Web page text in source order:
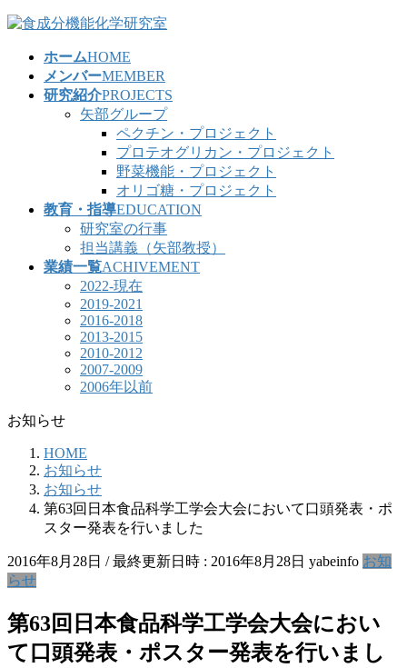
コ
ナ
ホームHOME
メンバーMEMBER
研究紹介PROJECTS
矢部グループ
ペクチン・プロジェクト
プロテオグリカン・プロジェクト
野菜機能・プロジェクト
オリゴ糖・プロジェクト
教育・指導EDUCATION
研究室の行事
担当講義（矢部教授）
業績一覧ACHIVEMENT
2022-現在
2019-2021
2016-2018
2013-2015
2010-2012
2007-2009
2006年以前
お知らせ
HOME
お知らせ
お知らせ
第63回日本食品科学工学会大会において口頭発表・ポ
スター発表を行いました
2016年8月28日 / 最終更新日時 : 2016年8月28日 yabeinfo お知
らせ
第63回日本食品科学工学会大会におい
て口頭発表・ポスター発表を行いまし